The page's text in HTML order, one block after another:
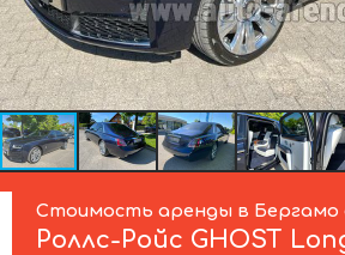
Стоимость аренды в Бергамо
Роллс-Ройс GHOST